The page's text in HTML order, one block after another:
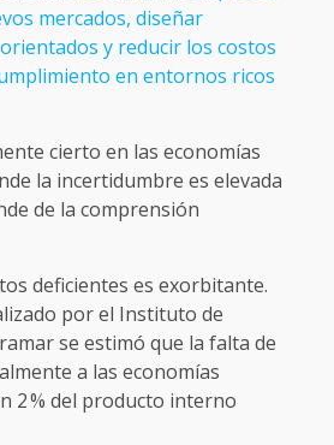
mercados, diseñar
y reducir los costos
en entornos ricos
cierto en las economías
la incertidumbre es elevada
de la comprensión
deficientes es exorbitante.
por el Instituto de
se estimó que la falta de
a las economías
2 % del producto interno